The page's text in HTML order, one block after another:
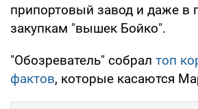
припортовый завод и даже в
закупкам "вышек Бойко".
"Обозреватель" собрал топ
фактов, которые касаются